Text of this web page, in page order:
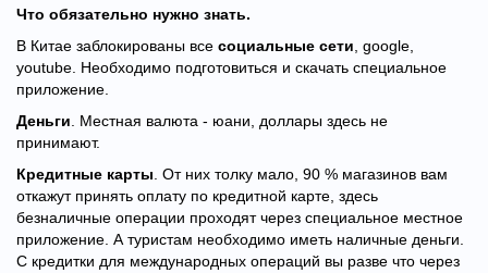
Что обязательно нужно знать.
В Китае заблокированы все социальные сети , google,
youtube. Необходимо подготовиться и скачать специальное
приложение.
Деньги . Местная валюта - юани, доллары здесь не
принимают.
Кредитные карты . От них толку мало, 90 % магазинов вам
откажут принять оплату по кредитной карте, здесь
безналичные операции проходят через специальное местное
приложение. А туристам необходимо иметь наличные деньги.
С кредитки для международных операций вы разве что через